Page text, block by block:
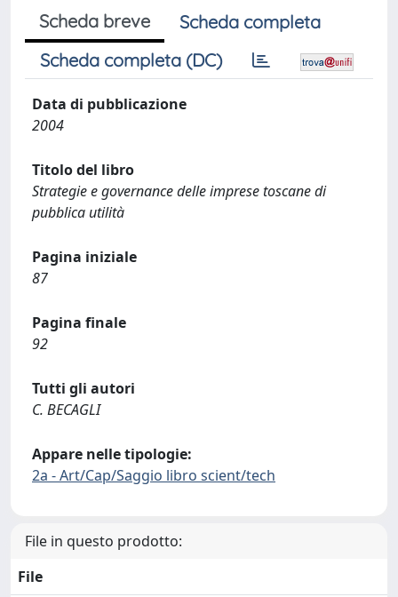
Scheda breve
Scheda completa
Scheda completa (DC)
Data di pubblicazione
2004
Titolo del libro
Strategie e governance delle imprese toscane di
pubblica utilità
Pagina iniziale
87
Pagina finale
92
Tutti gli autori
C. BECAGLI
Appare nelle tipologie:
2a - Art/Cap/Saggio libro scient/tech
File in questo prodotto:
File